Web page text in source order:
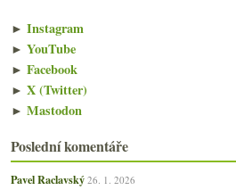
► Instagram
► YouTube
► Facebook
► X (Twitter)
► Mastodon
Poslední komentáře
Pavel Raclavský 26. 1. 2026